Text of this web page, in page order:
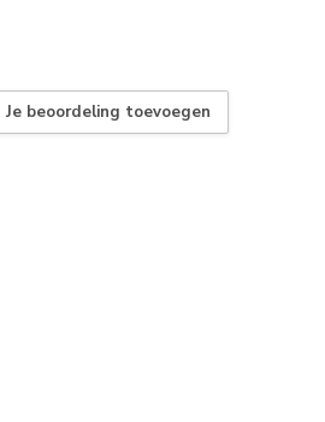
Je beoordeling toevoegen